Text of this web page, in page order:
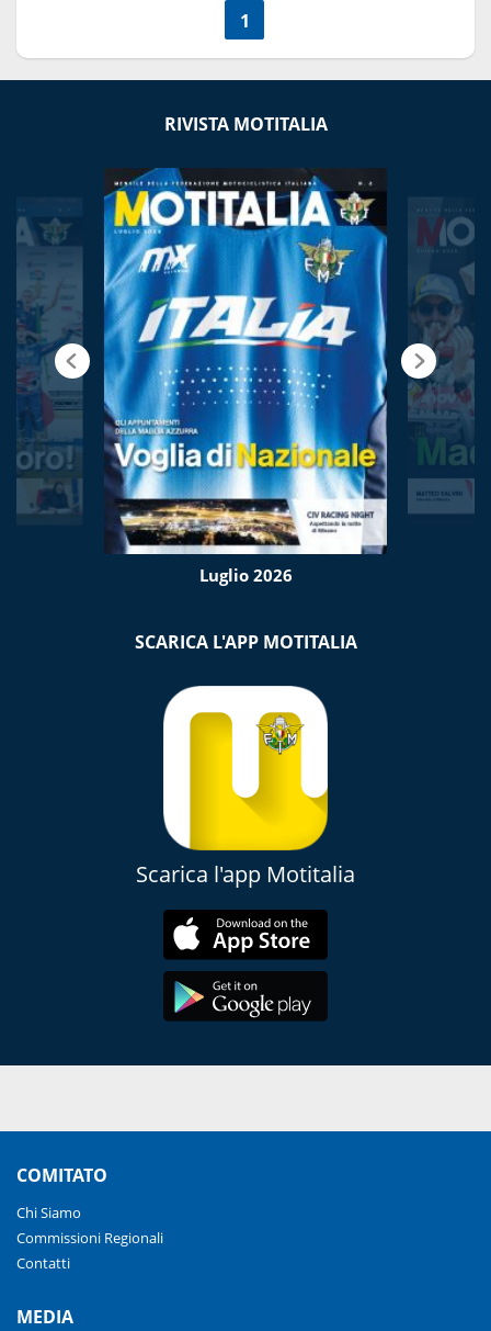
1
RIVISTA MOTITALIA
Luglio 2026
SCARICA L'APP MOTITALIA
Scarica l'app Motitalia
COMITATO
Chi Siamo
Commissioni Regionali
Contatti
MEDIA